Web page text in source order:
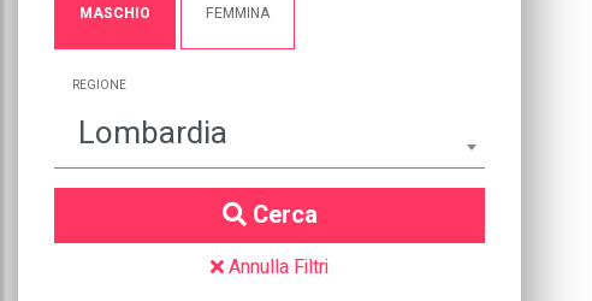
MASCHIO FEMMINA
REGIONE
Lombardia
Cerca
Annulla Filtri